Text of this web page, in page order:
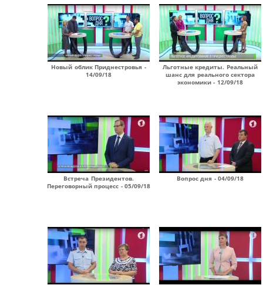
Новый облик Приднестровья -
14/09/18
Льготные кредиты. Реальный
шанс для реального сектора
экономики - 12/09/18
Встреча Президентов.
Переговорный процесс - 05/09/18
Вопрос дня - 04/09/18